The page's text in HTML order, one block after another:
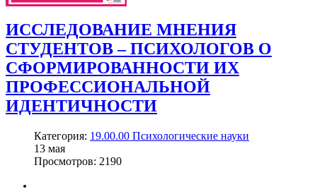
ИССЛЕДОВАНИЕ МНЕНИЯ
СТУДЕНТОВ – ПСИХОЛОГОВ О
СФОРМИРОВАННОСТИ ИХ
ПРОФЕССИОНАЛЬНОЙ
ИДЕНТИЧНОСТИ
Категория: 19.00.00 Психологические науки
13 мая
Просмотров: 2190